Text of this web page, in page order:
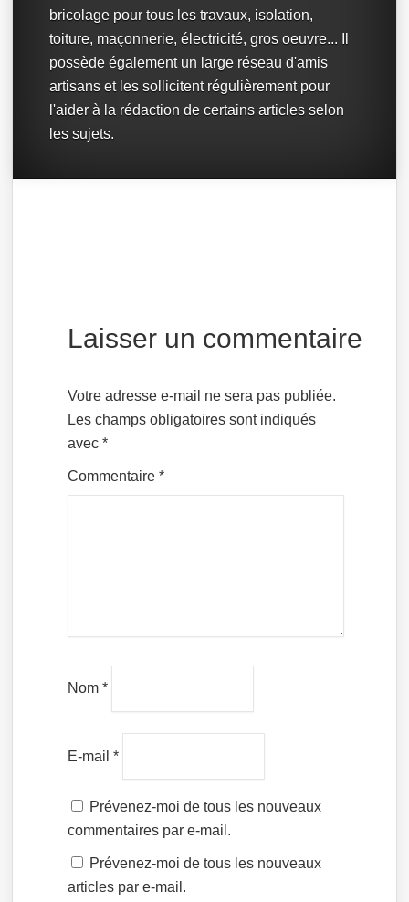
bricolage pour tous les travaux, isolation,
toiture, maçonnerie, électricité, gros oeuvre... Il
possède également un large réseau d'amis
artisans et les sollicitent régulièrement pour
l'aider à la rédaction de certains articles selon
les sujets.
Laisser un commentaire
Votre adresse e-mail ne sera pas publiée.
Les champs obligatoires sont indiqués
avec*
Commentaire*
Nom*
E-mail*
Prévenez-moi de tous les nouveaux
commentaires par e-mail.
Prévenez-moi de tous les nouveaux
articles par e-mail.